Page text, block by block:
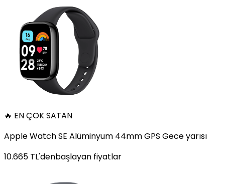
🔥 EN ÇOK SATAN
Apple Watch SE Alüminyum 44mm GPS Gece yarısı
10.665 TL'denbaşlayan fiyatlar